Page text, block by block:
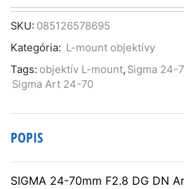
24-
70mm
DG
DN
Art
Sigma
SKU: 085126578695
Kategória: L-mount objektívy
Tags: objektív L-mount, Sigma 24-
Sigma Art 24-70
POPIS
SIGMA 24-70mm F2.8 DG DN